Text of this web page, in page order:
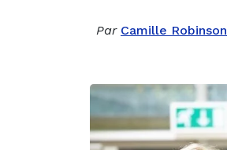
Par Camille Robinson